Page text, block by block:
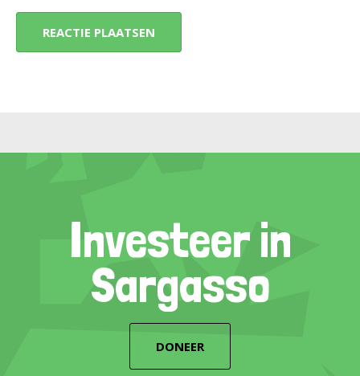
Investeer in
Sargasso
DONEER